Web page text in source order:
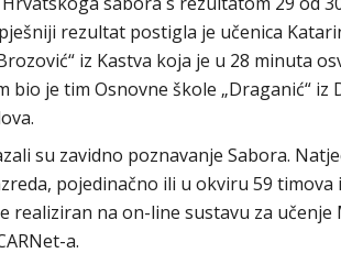
rezultat postigla je učenica
iz Kastva koja je u 28 minuta
bio je tim Osnovne škole „Draganić“ iz
su zavidno poznavanje Sabora.
pojedinačno ili u okviru 59 timova
realiziran na on-line sustavu za učenje
a.